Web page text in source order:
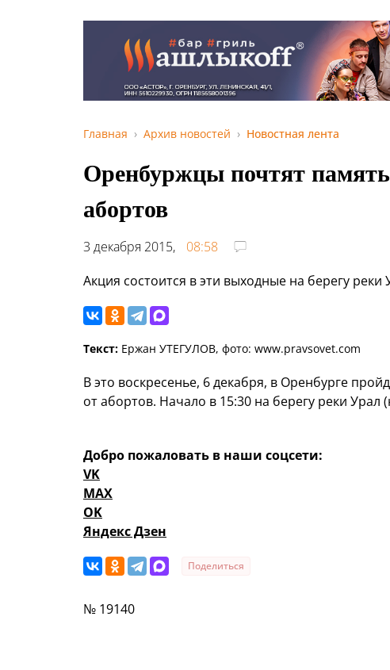
Главная Архив новостей Новостная лента
Оренбуржцы почтят
абортов
3 декабря 2015,
08:58
Акция состоится в эти выходные на берегу
Текст: Ержан УТЕГУЛОВ, фото: www.pravsovet.com
В это воскресенье, 6 декабря, в Оренбурге
от абортов. Начало в 15:30 на берегу реки
Добро пожаловать в наши соцсети:
VK
MAX
OK
Яндекс Дзен
Поделиться
№ 19140